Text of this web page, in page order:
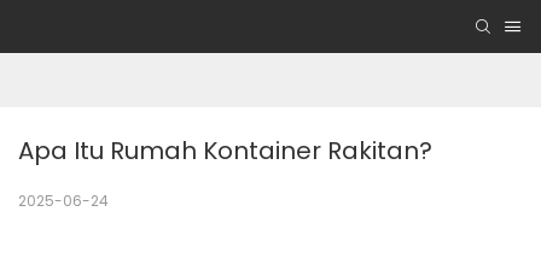
Apa Itu Rumah Kontainer Rakitan?
2025-06-24